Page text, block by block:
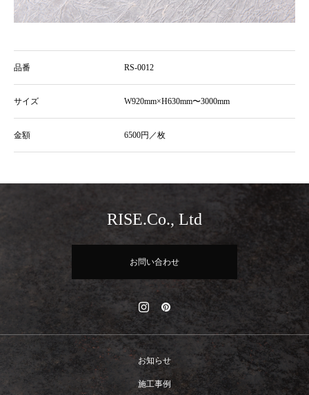
品番 RS-0012
サイズ W920mm×H630mm〜3000mm
金額 6500円／枚
RISE.Co., Ltd
お問い合わせ
お知らせ
施工事例